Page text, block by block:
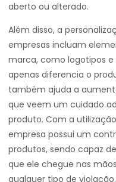
aberto ou alterado.
Além disso, a
empresas incluam
marca, como logotipos e
apenas diferencia o
também ajuda a
que veem um cuidado
produto. Com a
empresa possui um
produtos, sendo capaz
que ele chegue nas
qualquer tipo de violação.